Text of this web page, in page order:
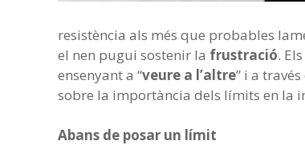
resistència als més que probables
el nen pugui sostenir la frustració.
ensenyant a “veure a l’altre” i a
sobre la importància dels límits en la
Abans de posar un límit